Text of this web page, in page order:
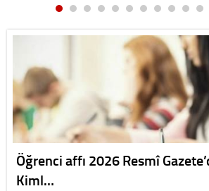
Öğrenci affı 2026 Resmî
Kiml…